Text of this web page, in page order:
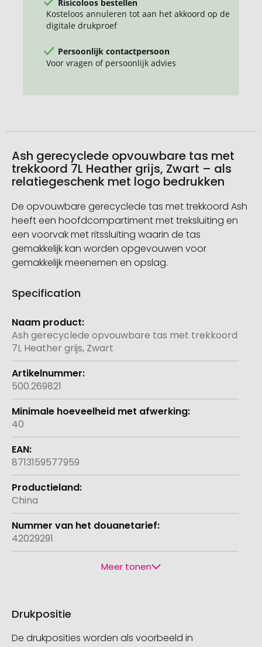
Kosteloos annuleren tot aan het akkoord op de
digitale drukproef
Persoonlijk contactpersoon
Voor vragen of persoonlijk advies
Ash gerecyclede opvouwbare tas met
trekkoord 7L Heather grijs, Zwart – als
relatiegeschenk met logo bedrukken
De opvouwbare gerecyclede tas met trekkoord Ash
heeft een hoofdcompartiment met treksluiting en
een voorvak met ritssluiting waarin de tas
gemakkelijk kan worden opgevouwen voor
gemakkelijk meenemen en opslag.
Specification
Meer
informatie
Ash gerecyclede opvouwbare tas met trekkoord
7L Heather grijs, Zwart
500.269821
40
8713159577959
China
42029291
Meer tonen
Drukpositie
De drukposities worden als voorbeeld in